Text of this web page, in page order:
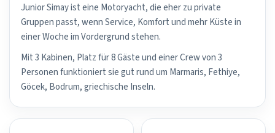
Junior Simay ist eine Motoryacht, die eher zu private
Gruppen passt, wenn Service, Komfort und mehr Küste in
einer Woche im Vordergrund stehen.
Mit 3 Kabinen, Platz für 8 Gäste und einer Crew von 3
Personen funktioniert sie gut rund um Marmaris, Fethiye,
Göcek, Bodrum, griechische Inseln.